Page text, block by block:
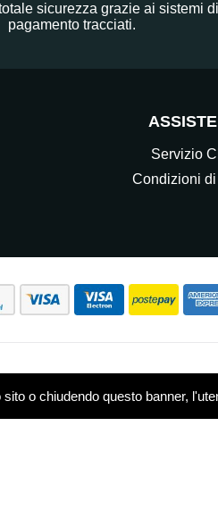
o chiudendo questo banner,
sicurezza grazie ai sistemi di
pagamento tracciati.
Servizio
Condizioni